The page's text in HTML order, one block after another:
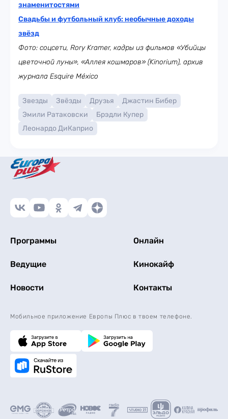
знаменитостями
Свадьбы и футбольный клуб: необычные доходы
звёзд
Фото: соцсети, Rory Kramer, кадры из фильмов «Убийцы
цветочной луны», «Аллея кошмаров» (Kinorium), архив
журнала Esquire México
Звезды Звёзды Друзья
Джастин Бибер
Эмили Ратаковски
Брэдли Купер
Леонардо ДиКаприо
Программы Онлайн
Ведущие Кинокайф
Новости Контакты
Мобильное приложение Европы Плюс в твоем телефоне.